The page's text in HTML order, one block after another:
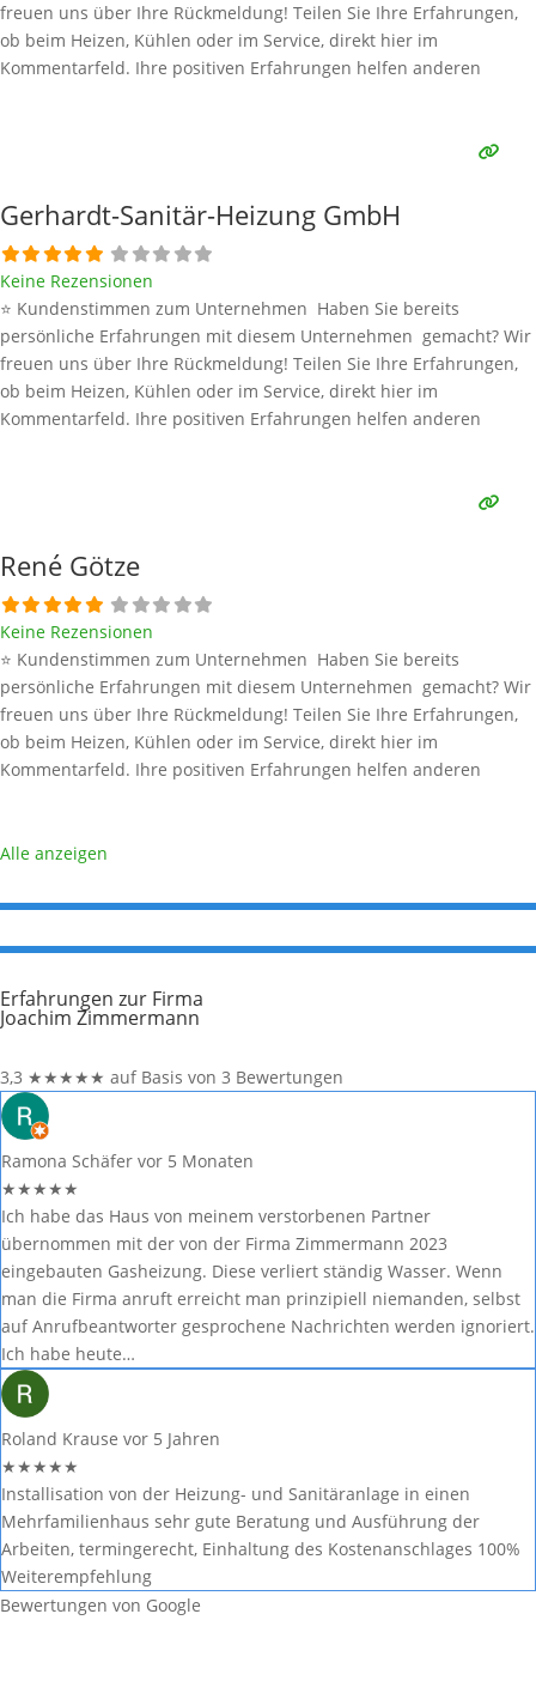
freuen uns über Ihre Rückmeldung! Teilen Sie Ihre Erfahrungen,
ob beim Heizen, Kühlen oder im Service, direkt hier im
Kommentarfeld. Ihre positiven Erfahrungen helfen anderen
Gerhardt-Sanitär-Heizung GmbH
Keine Rezensionen
⭐ Kundenstimmen zum Unternehmen Haben Sie bereits
persönliche Erfahrungen mit diesem Unternehmen gemacht? Wir
freuen uns über Ihre Rückmeldung! Teilen Sie Ihre Erfahrungen,
ob beim Heizen, Kühlen oder im Service, direkt hier im
Kommentarfeld. Ihre positiven Erfahrungen helfen anderen
René Götze
Keine Rezensionen
⭐ Kundenstimmen zum Unternehmen Haben Sie bereits
persönliche Erfahrungen mit diesem Unternehmen gemacht? Wir
freuen uns über Ihre Rückmeldung! Teilen Sie Ihre Erfahrungen,
ob beim Heizen, Kühlen oder im Service, direkt hier im
Kommentarfeld. Ihre positiven Erfahrungen helfen anderen
und bleibenWeiterlesen …
Alle anzeigen
Erfahrungen zur Firma
Joachim Zimmermann
3,3 ★★★★★ auf Basis von 3 Bewertungen
Ramona Schäfer vor 5 Monaten
★★★★★
Ich habe das Haus von meinem verstorbenen Partner
übernommen mit der von der Firma Zimmermann 2023
eingebauten Gasheizung. Diese verliert ständig Wasser. Wenn
man die Firma anruft erreicht man prinzipiell niemanden, selbst
auf Anrufbeantworter gesprochene Nachrichten werden ignoriert.
Ich habe heute…
Roland Krause vor 5 Jahren
★★★★★
Installisation von der Heizung- und Sanitäranlage in einen
Mehrfamilienhaus sehr gute Beratung und Ausführung der
Arbeiten, termingerecht, Einhaltung des Kostenanschlages 100%
Weiterempfehlung
Bewertungen von Google